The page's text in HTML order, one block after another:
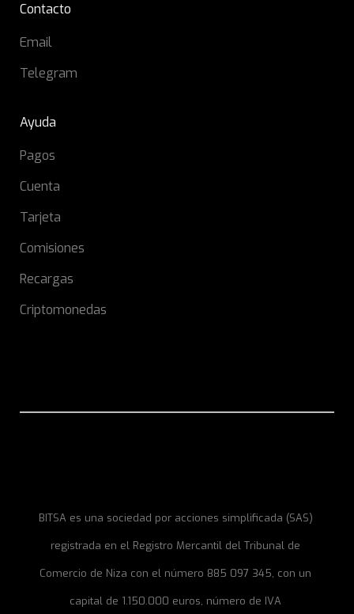
Contacto
Email
Telegram
Ayuda
Pagos
Cuenta
Tarjeta
Comisiones
Recargas
Criptomonedas
BITSA es una sociedad por acciones simplificada (SAS)
registrada en el Registro Mercantil del Tribunal de
Comercio de Niza con el número 885 097 345, con un
capital de 1.150.000 euros, número de IVA